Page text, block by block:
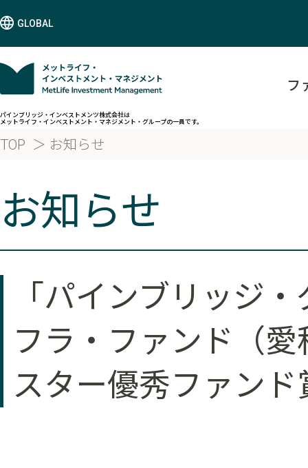
GLOBAL
パインブリッジ・インベストメンツ株式会社は
メットライフ・インベストメント・マネジメント・グループの一員です。
フ
TOP お知らせ
お知らせ
「パインブリッジ
フラ・ファンド（
スター優秀ファン